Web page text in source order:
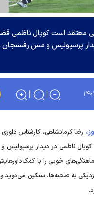
معتقد است کوپال ناظمی
پرسپولیس و مس رفسنجان
۲۱
رضا کرمانشاهی، کارشناس
ناظمی در دیدار پرسپولیس
خوبی را با
به صحنه‌ها، سنگین می‌دوید